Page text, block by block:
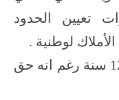
تعيين الحدود
لوطنية .
ـ حق الإيجار الذي تتجاوز مدته 12 سنة رغم انه حق